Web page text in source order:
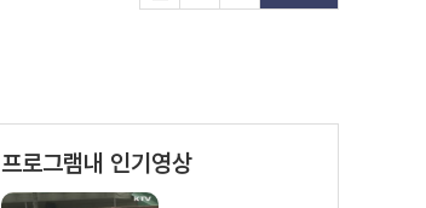
프로그램내 인기영상